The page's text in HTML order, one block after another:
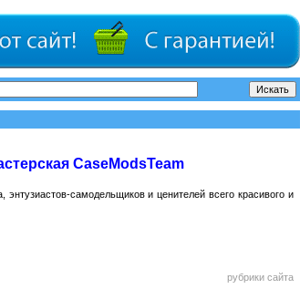
CaseModsTeam
самодельщиков и ценителей всего красивого и
рубрики сайта